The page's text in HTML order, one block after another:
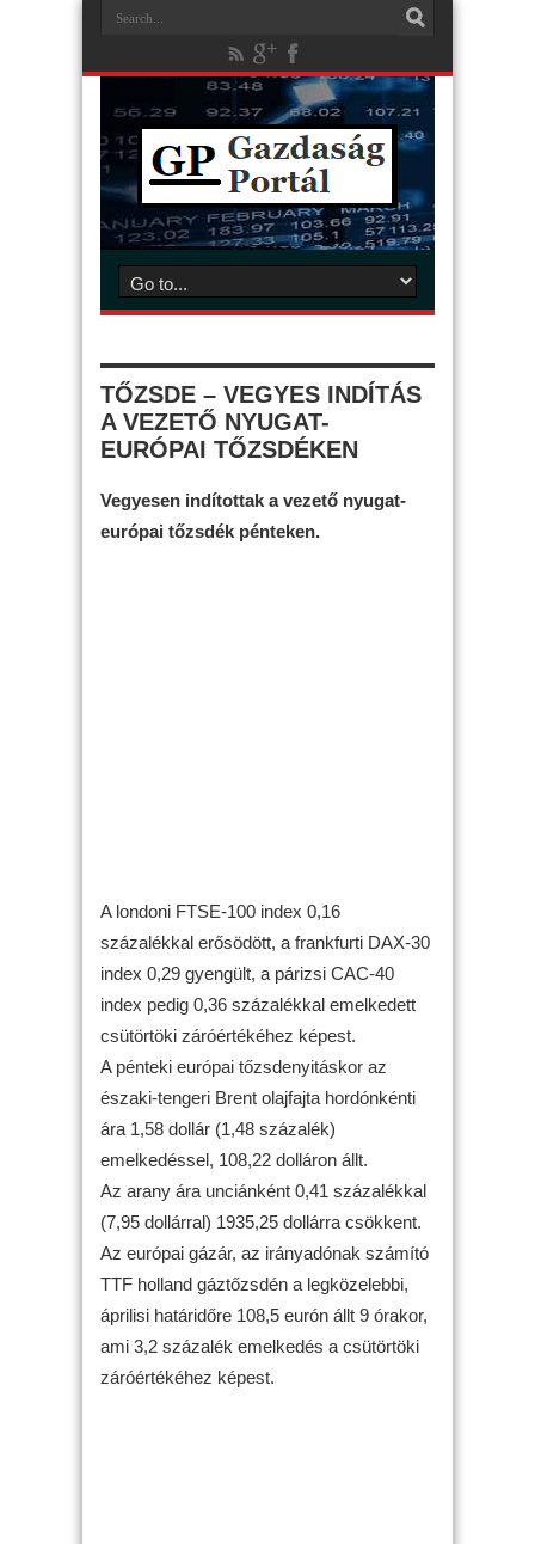
TŐZSDE – VEGYES INDÍTÁS
A VEZETŐ NYUGAT-
EURÓPAI TŐZSDÉKEN
Vegyesen indítottak a vezető nyugat-
európai tőzsdék pénteken.
A londoni FTSE-100 index 0,16
százalékkal erősödött, a frankfurti DAX-30
index 0,29 gyengült, a párizsi CAC-40
index pedig 0,36 százalékkal emelkedett
csütörtöki záróértékéhez képest.
A pénteki európai tőzsdenyitáskor az
északi-tengeri Brent olajfajta hordónkénti
ára 1,58 dollár (1,48 százalék)
emelkedéssel, 108,22 dolláron állt.
Az arany ára unciánként 0,41 százalékkal
(7,95 dollárral) 1935,25 dollárra csökkent.
Az európai gázár, az irányadónak számító
TTF holland gáztőzsdén a legközelebbi,
áprilisi határidőre 108,5 eurón állt 9 órakor,
ami 3,2 százalék emelkedés a csütörtöki
záróértékéhez képest.